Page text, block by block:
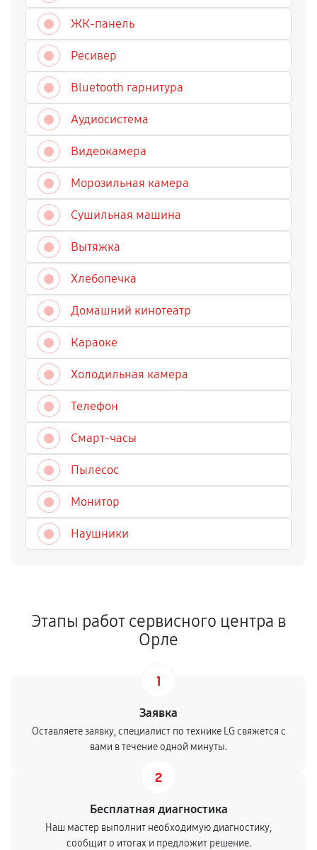
ЖК-панель
Ресивер
Bluetooth гарнитура
Аудиосистема
Видеокамера
Морозильная камера
Сушильная машина
Вытяжка
Хлебопечка
Домашний кинотеатр
Караоке
Холодильная камера
Телефон
Смарт-часы
Пылесос
Монитор
Наушники
Этапы работ сервисного центра в
Орле
1
Заявка
Оставляете заявку, специалист по технике LG свяжется с
вами в течение одной минуты.
2
Бесплатная диагностика
Наш мастер выполнит необходимую диагностику,
сообщит о итогах и предложит решение.